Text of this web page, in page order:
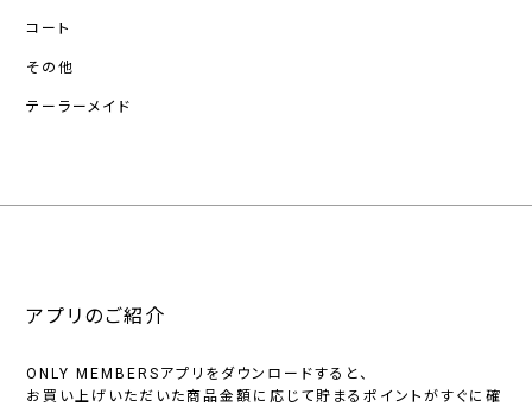
コート
その他
テーラーメイド
アプリのご紹介
ONLY MEMBERSアプリをダウンロードすると、
お買い上げいただいた商品金額に応じて貯まるポイントがすぐに確